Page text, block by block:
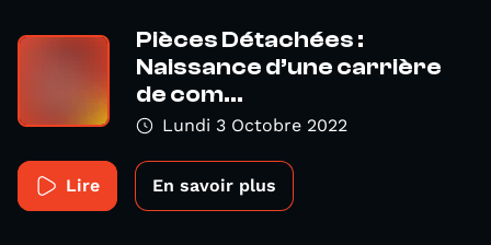
Pièces Détachées :
Naissance d’une carrière
de com...
Lundi 3 Octobre 2022
Lire En savoir plus